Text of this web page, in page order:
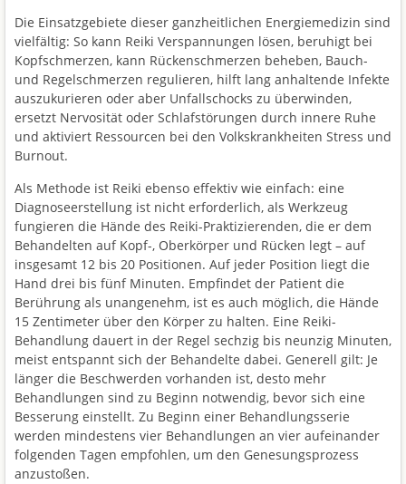
Die Einsatzgebiete dieser ganzheitlichen Energiemedizin sind
vielfältig: So kann Reiki Verspannungen lösen, beruhigt bei
Kopfschmerzen, kann Rückenschmerzen beheben, Bauch-
und Regelschmerzen regulieren, hilft lang anhaltende Infekte
auszukurieren oder aber Unfallschocks zu überwinden,
ersetzt Nervosität oder Schlafstörungen durch innere Ruhe
und aktiviert Ressourcen bei den Volkskrankheiten Stress und
Burnout.
Als Methode ist Reiki ebenso effektiv wie einfach: eine
Diagnoseerstellung ist nicht erforderlich, als Werkzeug
fungieren die Hände des Reiki-Praktizierenden, die er dem
Behandelten auf Kopf-, Oberkörper und Rücken legt – auf
insgesamt 12 bis 20 Positionen. Auf jeder Position liegt die
Hand drei bis fünf Minuten. Empfindet der Patient die
Berührung als unangenehm, ist es auch möglich, die Hände
15 Zentimeter über den Körper zu halten. Eine Reiki-
Behandlung dauert in der Regel sechzig bis neunzig Minuten,
meist entspannt sich der Behandelte dabei. Generell gilt: Je
länger die Beschwerden vorhanden ist, desto mehr
Behandlungen sind zu Beginn notwendig, bevor sich eine
Besserung einstellt. Zu Beginn einer Behandlungsserie
werden mindestens vier Behandlungen an vier aufeinander
folgenden Tagen empfohlen, um den Genesungsprozess
anzustoßen.